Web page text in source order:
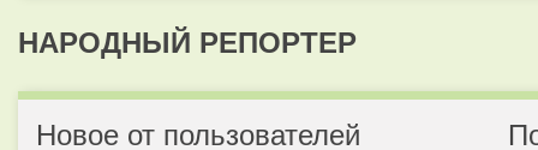
НАРОДНЫЙ РЕПОРТЕР
Новое от пользователей